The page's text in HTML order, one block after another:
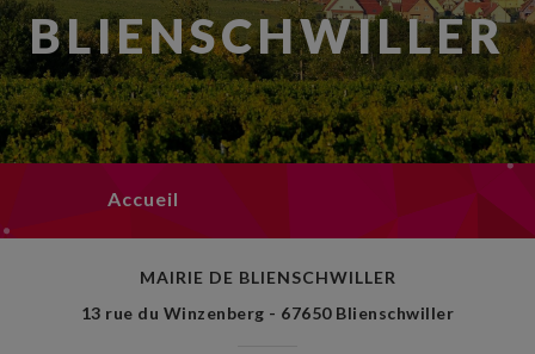
BLIENSCHWILLER
Accueil
MAIRIE DE BLIENSCHWILLER
13 rue du Winzenberg - 67650 Blienschwiller